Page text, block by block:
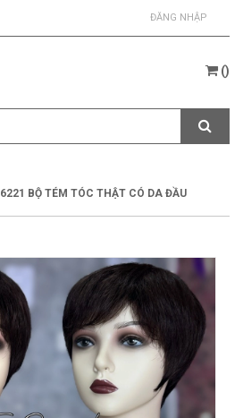
ĐĂNG NHẬP
()
6221 BỘ TÉM TÓC THẬT CÓ DA ĐẦU